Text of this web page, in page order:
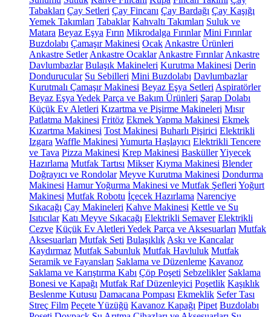
Tabakları Çay Setleri Çay Fincanı Çay Bardağı Çay Kaşığı
Yemek Takımları Tabaklar Kahvaltı Takımları Suluk ve
Matara Beyaz Eşya Fırın Mikrodalga Fırınlar Mini Fırınlar
Buzdolabı Çamaşır Makinesi Ocak Ankastre Ürünleri
Ankastre Setler Ankastre Ocaklar Ankastre Fırınlar Ankastre
Davlumbazlar Bulaşık Makineleri Kurutma Makinesi Derin
Dondurucular Su Sebilleri Mini Buzdolabı Davlumbazlar
Kurutmalı Çamaşır Makinesi Beyaz Eşya Setleri Aspiratörler
Beyaz Eşya Yedek Parça ve Bakım Ürünleri Şarap Dolabı
Küçük Ev Aletleri Kızartma ve Pişirme Makineleri Mısır
Patlatma Makinesi Fritöz Ekmek Yapma Makinesi Ekmek
Kızartma Makinesi Tost Makinesi Buharlı Pişirici Elektrikli
Izgara Waffle Makinesi Yumurta Haşlayıcı Elektrikli Tencere
ve Tava Pizza Makinesi Krep Makinesi BasküllerYiyecek
Hazırlama Mutfak Tartısı Mikser Kıyma Makinesi Blender
Doğrayıcı ve Rondolar Meyve Kurutma Makinesi Dondurma
Makinesi Hamur Yoğurma Makinesi ve Mutfak Şefleri Yoğurt
Makinesi Mutfak Robotu İçecek Hazırlama Narenciye
Sıkacağı Çay Makineleri Kahve Makinesi Kettle ve Su
Isıtıcılar Katı Meyve Sıkacağı Elektrikli Semaver Elektrikli
Cezve Küçük Ev Aletleri Yedek Parça ve Aksesuarları Mutfak
Aksesuarları Mutfak Seti Bulaşıklık Askı ve Kancalar
Kaydırmaz Mutfak Sabunluk Mutfak Havluluk Mutfak
Seramik ve Fayansları Saklama ve Düzenleme Kavanoz
Saklama ve Karıştırma Kabı Çöp Poşeti Sebzelikler Saklama
Bonesi ve Kapağı Mutfak Raf Düzenleyici Poşetlik Kaşıklık
Beslenme Kutusu Damacana Pompası Ekmeklik Sefer Tası
Streç Film Peçete Yüzüğü Kavanoz Kapağı Pipet Buzdolabı